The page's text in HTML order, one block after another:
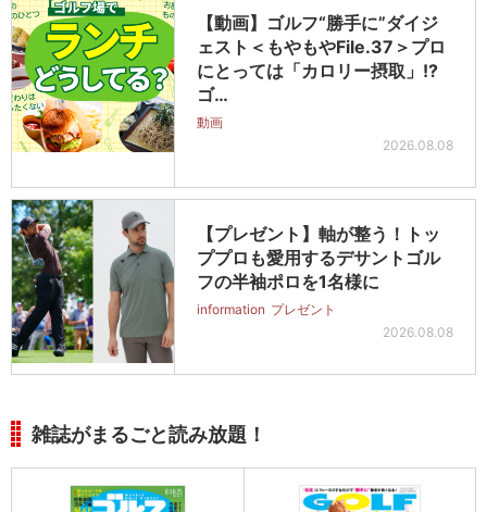
【動画】ゴルフ“勝手に”ダイジ
ェスト＜もやもやFile.37＞プロ
にとっては「カロリー摂取」!?
ゴ…
動画
2026.08.08
【プレゼント】軸が整う！トッ
ププロも愛用するデサントゴル
フの半袖ポロを1名様に
information プレゼント
2026.08.08
雑誌がまるごと読み放題！